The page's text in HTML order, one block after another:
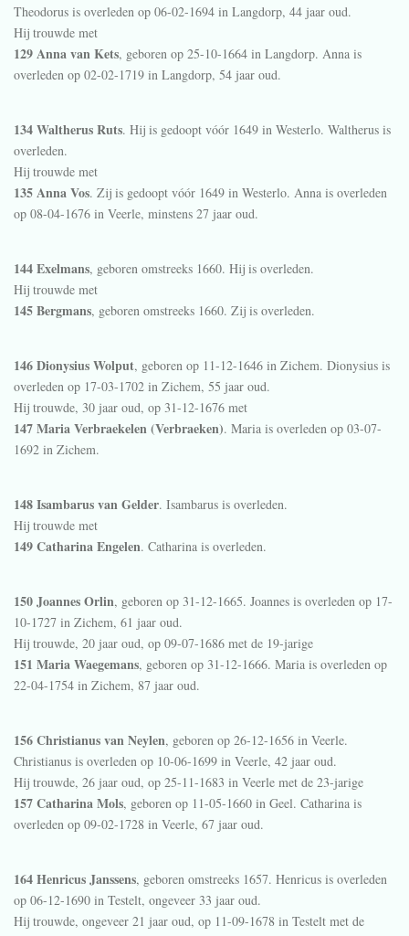
Theodorus is overleden op 06-02-1694 in Langdorp, 44 jaar oud.
Hij trouwde met
129 Anna van Kets, geboren op 25-10-1664 in Langdorp. Anna is
overleden op 02-02-1719 in Langdorp, 54 jaar oud.
134 Waltherus Ruts. Hij is gedoopt vóór 1649 in Westerlo. Waltherus is
overleden.
Hij trouwde met
135 Anna Vos. Zij is gedoopt vóór 1649 in Westerlo. Anna is overleden
op 08-04-1676 in Veerle, minstens 27 jaar oud.
144 Exelmans, geboren omstreeks 1660. Hij is overleden.
Hij trouwde met
145 Bergmans, geboren omstreeks 1660. Zij is overleden.
146 Dionysius Wolput, geboren op 11-12-1646 in Zichem. Dionysius is
overleden op 17-03-1702 in Zichem, 55 jaar oud.
Hij trouwde, 30 jaar oud, op 31-12-1676 met
147 Maria Verbraekelen (Verbraeken). Maria is overleden op 03-07-
1692 in Zichem.
148 Isambarus van Gelder. Isambarus is overleden.
Hij trouwde met
149 Catharina Engelen. Catharina is overleden.
150 Joannes Orlin, geboren op 31-12-1665. Joannes is overleden op 17-
10-1727 in Zichem, 61 jaar oud.
Hij trouwde, 20 jaar oud, op 09-07-1686 met de 19-jarige
151 Maria Waegemans, geboren op 31-12-1666. Maria is overleden op
22-04-1754 in Zichem, 87 jaar oud.
156 Christianus van Neylen, geboren op 26-12-1656 in Veerle.
Christianus is overleden op 10-06-1699 in Veerle, 42 jaar oud.
Hij trouwde, 26 jaar oud, op 25-11-1683 in Veerle met de 23-jarige
157 Catharina Mols, geboren op 11-05-1660 in Geel. Catharina is
overleden op 09-02-1728 in Veerle, 67 jaar oud.
164 Henricus Janssens, geboren omstreeks 1657. Henricus is overleden
op 06-12-1690 in Testelt, ongeveer 33 jaar oud.
Hij trouwde, ongeveer 21 jaar oud, op 11-09-1678 in Testelt met de